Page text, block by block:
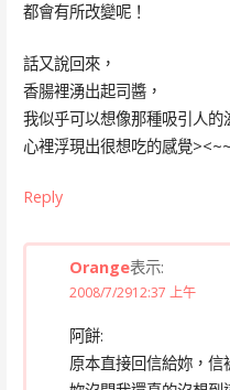
都會有所改變呢！
話又說回來，
香腸裡湧出起司醬，
我似乎可以想像那種吸引人的
心裡浮現出很想吃的感覺><~~
Reply
Orange表示:
2008/7/2912:37 上午
阿餅:
原本直接回信給妳，信